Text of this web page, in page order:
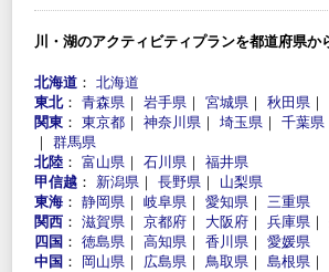
川・湖のアクティビティプランを都道府県か
北海道 ： 北海道
東北： 青森県 ｜ 岩手県 ｜ 宮城県 ｜ 秋田県 ｜
関東 ： 東京都 ｜ 神奈川県 ｜ 埼玉県 ｜ 千葉県
｜ 群馬県
北陸 ： 富山県 ｜ 石川県 ｜ 福井県
甲信越 ： 新潟県 ｜ 長野県 ｜ 山梨県
東海 ： 静岡県 ｜ 岐阜県 ｜ 愛知県 ｜ 三重県
関西 ： 滋賀県 ｜ 京都府 ｜ 大阪府 ｜ 兵庫県 ｜
四国 ： 徳島県 ｜ 高知県 ｜ 香川県 ｜ 愛媛県
中国 ： 岡山県 ｜ 広島県 ｜ 鳥取県 ｜ 島根県 ｜